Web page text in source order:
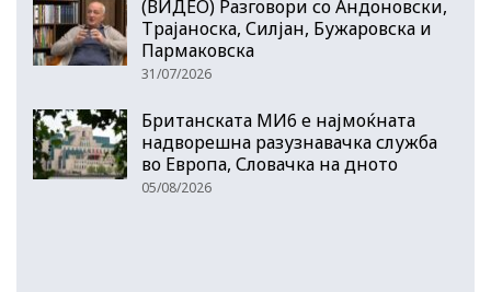
(ВИДЕО) Разговори со Андоновски,
Трајаноска, Силјан, Бужаровска и
Пармаковска
31/07/2026
Британската МИ6 е најмоќната
надворешна разузнавачка служба
во Европа, Словачка на дното
05/08/2026